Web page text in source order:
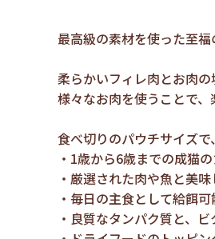
最高級の素材を使った至福
柔らかいフィレ肉とお肉
様々なお肉を使うことで、
食べ切りのパウチサイズで
1歳から6歳までの成猫
厳選された肉や魚と美
毎日の主食として給餌可
良質なタンパク質と、